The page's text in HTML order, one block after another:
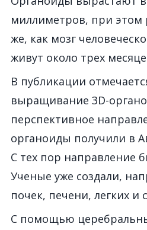
миллиметров, при этом
же, как мозг
живут около трех
В публикации
выращивание 3D-
перспективное
органоиды получили в
С тех пор направление
Ученые уже создали,
почек, печени, легких и
С помощью